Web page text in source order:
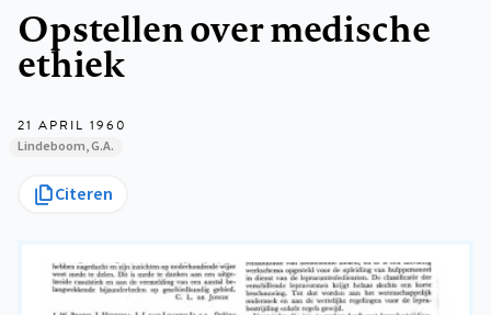
Opstellen over medische
ethiek
21 APRIL 1960
Lindeboom, G.A.
Citeren